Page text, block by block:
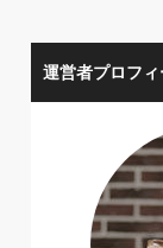
運営者プロフィ